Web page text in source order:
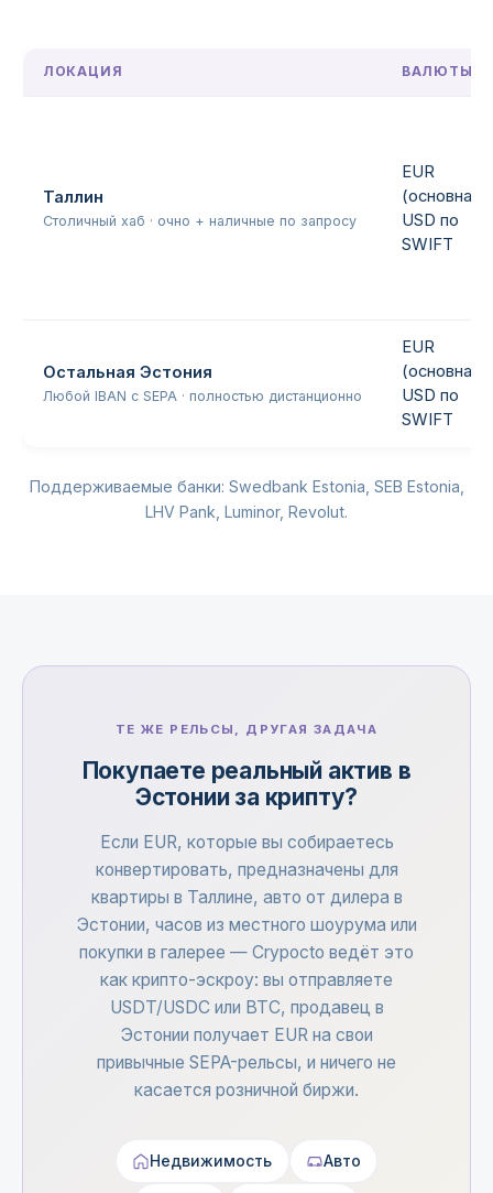
ЛОКАЦИЯ ВАЛЮТЫ
Таллин
Столичный хаб · очно + наличные по запросу
EUR
(основная),
USD по
SWIFT
Остальная Эстония
Любой IBAN с SEPA · полностью дистанционно
EUR
(основная),
USD по
SWIFT
Поддерживаемые банки: Swedbank Estonia, SEB Estonia,
LHV Pank, Luminor, Revolut.
ТЕ ЖЕ РЕЛЬСЫ, ДРУГАЯ ЗАДАЧА
Покупаете реальный актив в
Эстонии за крипту?
Если EUR, которые вы собираетесь
конвертировать, предназначены для
квартиры в Таллине, авто от дилера в
Эстонии, часов из местного шоурума или
покупки в галерее — Crypocto ведёт это
как крипто-эскроу: вы отправляете
USDT/USDC или BTC, продавец в
Эстонии получает EUR на свои
привычные SEPA-рельсы, и ничего не
касается розничной биржи.
Недвижимость Авто